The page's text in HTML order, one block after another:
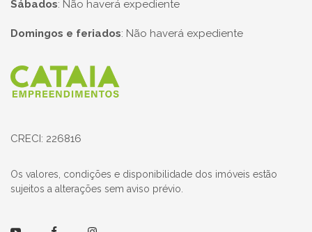
Sábados: Não haverá expediente
Domingos e feriados: Não haverá expediente
Página inicial
CRECI: 226816
Os valores, condições e disponibilidade dos imóveis estão
sujeitos a alterações sem aviso prévio.